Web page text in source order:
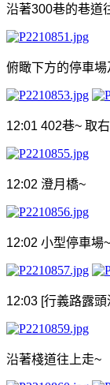
沿著300巷的巷道
俯瞰下方的停車
12:01 402巷~ 取右
12:02 澄月橋~
12:02 小型停車場~
12:03 [行義路露頭
沿著棧道往上走~